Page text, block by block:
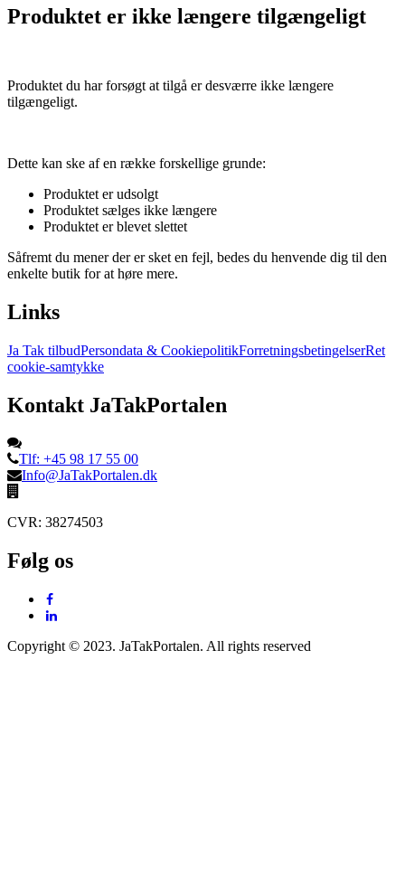
Produktet er ikke længere tilgængeligt
Produktet du har forsøgt at tilgå er desværre ikke længere
tilgængeligt.
Dette kan ske af en række forskellige grunde:
Produktet er udsolgt
Produktet sælges ikke længere
Produktet er blevet slettet
Såfremt du mener der er sket en fejl, bedes du henvende dig til den
enkelte butik for at høre mere.
Links
Ja Tak tilbudPersondata & CookiepolitikForretningsbetingelserRet
cookie-samtykke
Kontakt JaTakPortalen
Tlf: +45 98 17 55 00
Info@JaTakPortalen.dk
CVR: 38274503
Følg os
Copyright © 2023. JaTakPortalen. All rights reserved